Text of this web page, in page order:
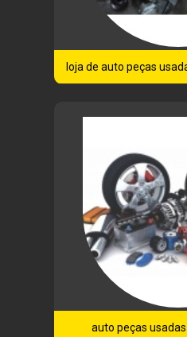
loja de auto peças
auto peças